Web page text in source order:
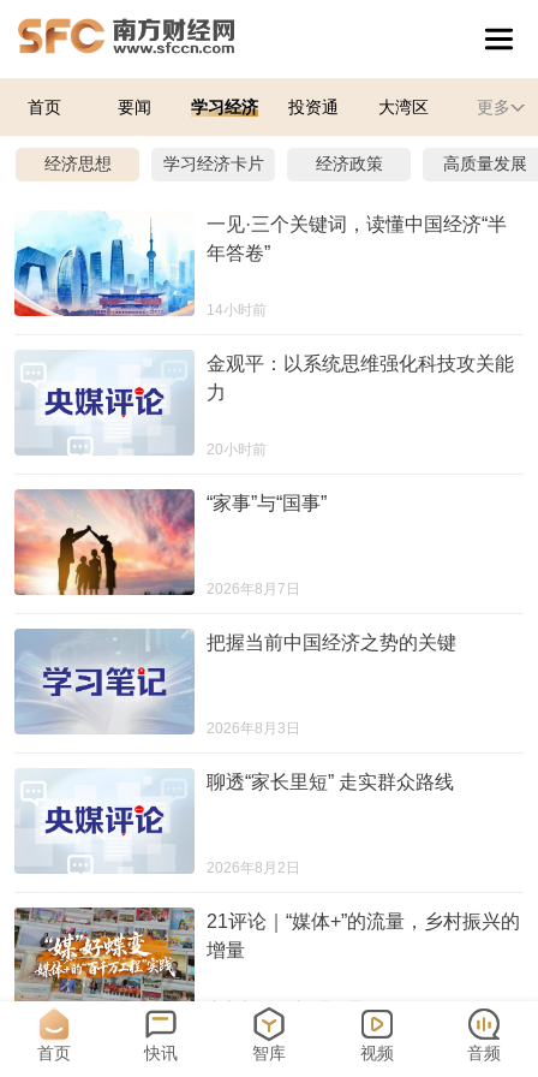
首页 要闻 学习经济 投资通 大湾区 更多
经济思想 学习经济卡片 经济政策 高质量发展
一见·三个关键词，读懂中国经济“半
年答卷”
14小时前
金观平：以系统思维强化科技攻关能
力
20小时前
“家事”与“国事”
2026年8月7日
把握当前中国经济之势的关键
2026年8月3日
聊透“家长里短” 走实群众路线
2026年8月2日
21评论｜“媒体+”的流量，乡村振兴的
增量
2026年7月30日
中共中央召开党外人士座谈会 习近平
首页 快讯 智库 视频 音频